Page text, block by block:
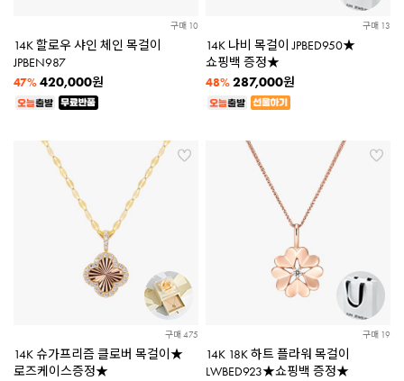
구매 10
14K 할로우 샤인 체인 목걸이
JPBEN987
47% 420,000원
구매 13
14K 나비 목걸이 JPBED950★
쇼핑백 증정★
48% 287,000원
구매 475
14K 슈가프리즘 클로버 목걸이★
로즈케이스증정★
구매 19
14K 18K 하트 플라워 목걸이
LWBED923★쇼핑백 증정★